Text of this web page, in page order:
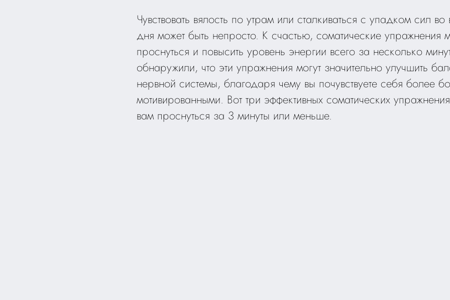
Чувствовать вялость по утрам или сталкиваться с упадком сил
дня может быть непросто. К счастью, соматические упражнения
проснуться и повысить уровень энергии всего за несколько
обнаружили, что эти упражнения могут значительно улучшить
нервной системы, благодаря чему вы почувствуете себя более
мотивированными. Вот три эффективных соматических
вам проснуться за 3 минуты или меньше.